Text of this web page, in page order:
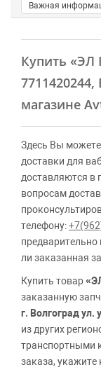
Важная
Купить «ЭЛ
7711420244,
магазине
Здесь Вы
доставки для
доставляются в
вопросам
телефону:
предварительно
ли заказанная
Купить товар
заказанную
г. Волгоград
из других
транспортными
заказа, укажите